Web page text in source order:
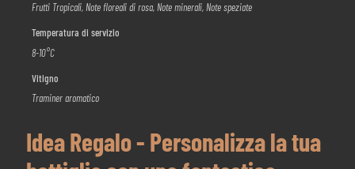
Frutti Tropicali, Note floreali di rosa, Note minerali, Note speziate
Temperatura di servizio
8-10°C
Vitigno
Traminer aromatico
Idea Regalo - Personalizza la tua